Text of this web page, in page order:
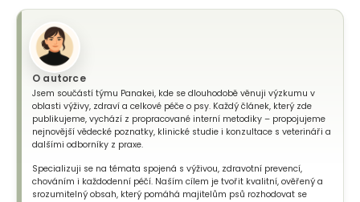
O autorce
Jsem součástí týmu Panakei, kde se dlouhodobě věnuji výzkumu v
oblasti výživy, zdraví a celkové péče o psy. Každý článek, který zde
publikujeme, vychází z propracované interní metodiky – propojujeme
nejnovější vědecké poznatky, klinické studie i konzultace s veterináři a
dalšími odborníky z praxe.
Specializuji se na témata spojená s výživou, zdravotní prevencí,
chováním i každodenní péčí. Naším cílem je tvořit kvalitní, ověřený a
srozumitelný obsah, který pomáhá majitelům psů rozhodovat se